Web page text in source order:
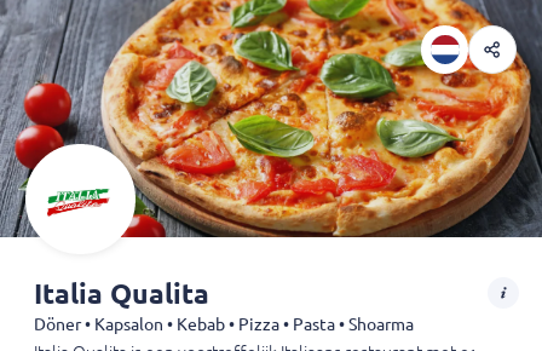
Italia Qualita
Döner • Kapsalon • Kebab • Pizza • Pasta • Shoarma